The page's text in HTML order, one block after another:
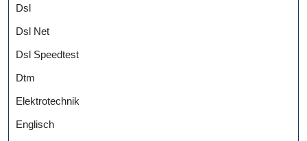
Dsl
Dsl Net
Dsl Speedtest
Dtm
Elektrotechnik
Englisch